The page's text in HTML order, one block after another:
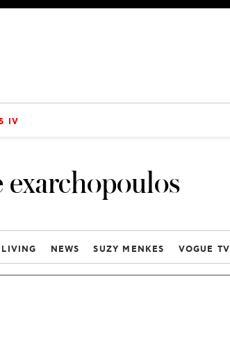
IV
exarchopoulos
LIVING NEWS SUZY MENKES VOGUE TV